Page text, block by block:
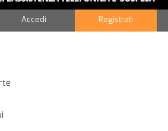
Accedi Registrati